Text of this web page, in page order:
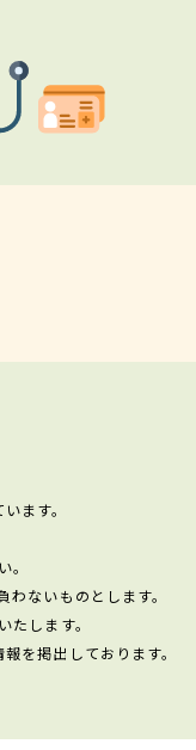
ます。
。
ないものとします。
します。
を掲出しております。